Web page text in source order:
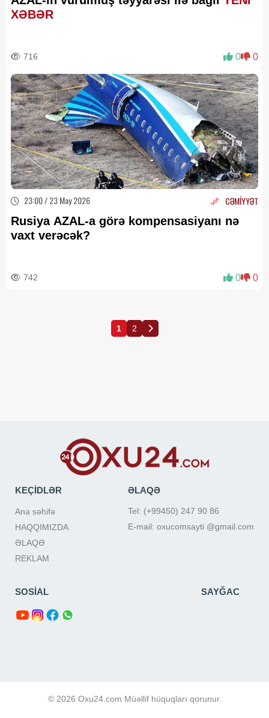
XƏBƏR
716 0 0
23:00 / 23 May 2026 CƏMİYYƏT
Rusiya AZAL-a görə kompensasiyanı nə
vaxt verəcək?
742 0 0
1 2
KEÇİDLƏR
Ana səhifə
HAQQIMIZDA
ƏLAQƏ
REKLAM
ƏLAQƏ
Tel: (+99450) 247 90 86
E-mail: oxucomsayti @gmail.com
SOSİAL SAYĞAC
© 2026 Oxu24.com Müəllif hüquqları qorunur.